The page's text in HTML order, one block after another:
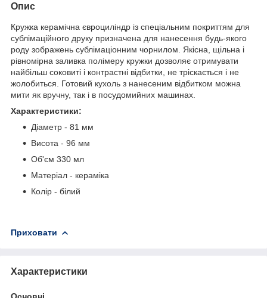
Опис
Кружка керамічна євроциліндр із спеціальним покриттям для
сублімаційного друку призначена для нанесення будь-якого
роду зображень сублімаціонним чорнилом. Якісна, щільна і
рівномірна заливка полімеру кружки дозволяє отримувати
найбільш соковиті і контрастні відбитки, не тріскається і не
жолобиться. Готовий кухоль з нанесеним відбитком можна
мити як вручну, так і в посудомийних машинах.
Характеристики:
Діаметр - 81 мм
Висота - 96 мм
Об'єм 330 мл
Матеріал - кераміка
Колір - білий
Приховати
Характеристики
Основні